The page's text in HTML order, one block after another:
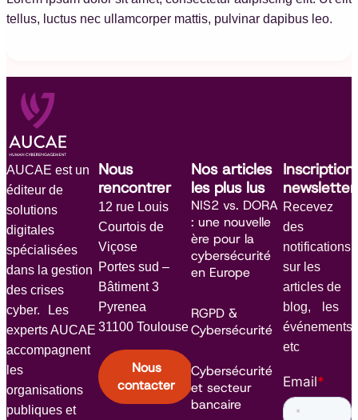
tellus, luctus nec ullamcorper mattis, pulvinar dapibus leo.
AUCAE est un
éditeur de
solutions
digitales
spécialisées
dans la gestion
des crises
cyber. Les
experts AUCAE
accompagnent
les
organisations
publiques et
Nous
rencontrer
12 rue Louis
Courtois de
Viçose
Portes sud –
Bâtiment 3
Pyrenea
31100 Toulouse
Nous
contacter
Nos articles
les plus lus
NIS2 vs. DORA
: une nouvelle
ère pour la
cybersécurité
en Europe
RGPD &
Cybersécurité
Cybersécurité
et secteur
bancaire
Inscription
newsletter
Recevez
des
notifications
sur les
articles de
blog, les
événements
etc
Email*